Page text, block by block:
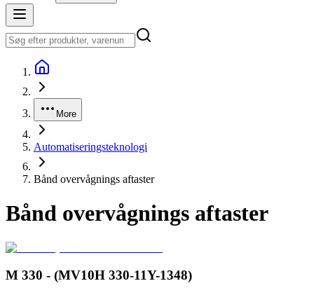
More
Automatiseringsteknologi
Bånd overvågnings aftaster
Bånd overvågnings aftaster
M 330 - (MV10H 330-11Y-1348)